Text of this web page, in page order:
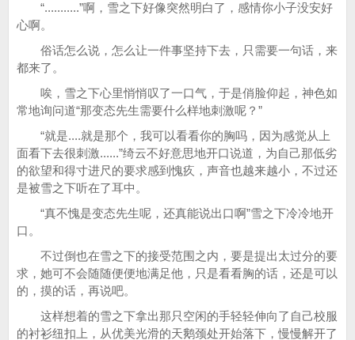
“...........”啊，雪之下好像突然明白了，感情你小子没安好
心啊。
俗话怎么说，怎么让一件事坚持下去，只需要一句话，来
都来了。
唉，雪之下心里悄悄叹了一口气，于是俏脸仰起，神色如
常地询问道“那变态先生需要什么样地刺激呢？”
“就是....就是那个，我可以看看你的胸吗，因为感觉从上
面看下去很刺激......”绮云不好意思地开口说道，为自己那低劣
的欲望和得寸进尺的要求感到愧疚，声音也越来越小，不过还
是被雪之下听在了耳中。
“真不愧是变态先生呢，还真能说出口啊”雪之下冷冷地开
口。
不过倒也在雪之下的接受范围之内，要是提出太过分的要
求，她可不会随随便便地满足他，只是看看胸的话，还是可以
的，摸的话，再说吧。
这样想着的雪之下拿出那只空闲的手轻轻伸向了自己校服
的衬衫纽扣上，从优美光滑的天鹅颈处开始落下，慢慢解开了